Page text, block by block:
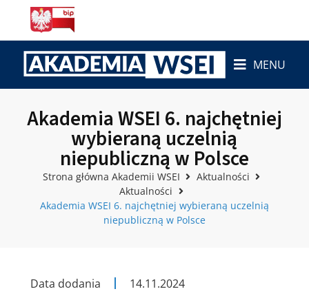
MENU
Akademia WSEI 6. najchętniej
wybieraną uczelnią
niepubliczną w Polsce
Strona główna Akademii WSEI
Aktualności
Aktualności
Akademia WSEI 6. najchętniej wybieraną uczelnią
niepubliczną w Polsce
Data dodania
14.11.2024